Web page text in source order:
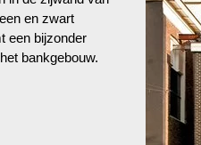
en zwart
een bijzonder
bankgebouw.